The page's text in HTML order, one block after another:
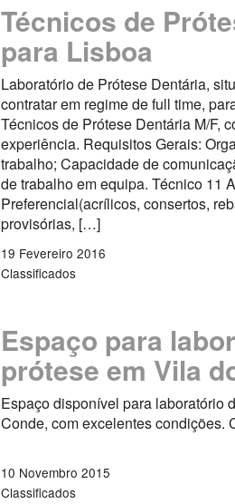
Técnicos de
para Lisboa
Laboratório de Prótese Dentária,
contratar em regime de full time,
Técnicos de Prótese Dentária M/F,
experiência. Requisitos Gerais:
trabalho; Capacidade de
de trabalho em equipa. Técnico 11
Preferencial(acrílicos, consertos,
provisórias, […]
19 Fevereiro 2016
Classificados
Espaço para
prótese em Vila
Espaço disponível para laboratório
Conde, com excelentes condições.
10 Novembro 2015
Classificados